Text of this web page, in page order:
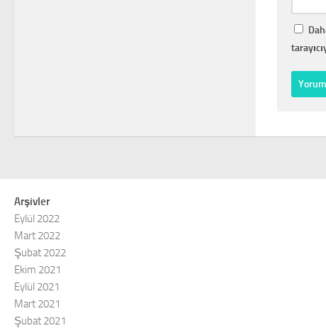
Arşivler
Eylül 2022
Mart 2022
Şubat 2022
Ekim 2021
Eylül 2021
Mart 2021
Şubat 2021